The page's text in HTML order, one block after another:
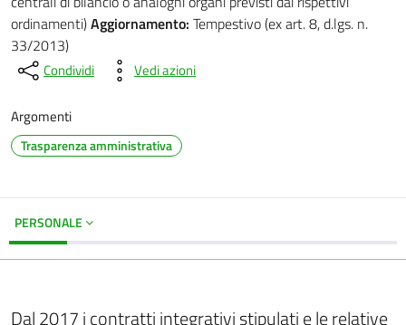
ordinamenti)Aggiornamento: Tempestivo (ex art. 8, d.lgs. n.
33/2013)
Condividi Vedi azioni
Argomenti
Trasparenza amministrativa
PERSONALE
Dal 2017 i contratti integrativi stipulati e le relative